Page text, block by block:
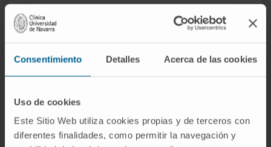
Consentimiento Detalles Acerca de las cookies
Uso de cookies
Este Sitio Web utiliza cookies propias y de terceros con
diferentes finalidades, como permitir la navegación y
Investigateur principal dans 9 essais cliniques.
cérébral (AVC)